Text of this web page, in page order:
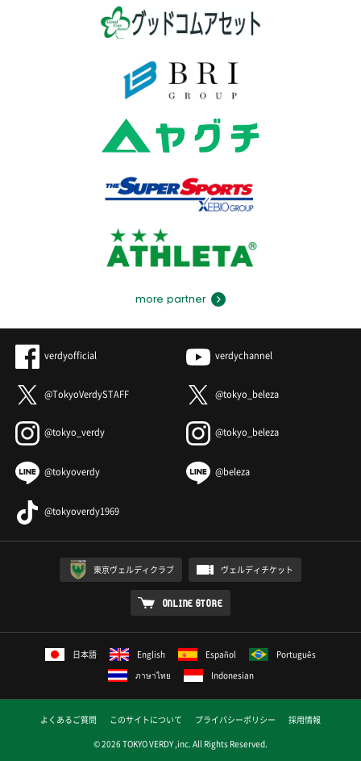
more partner
verdyofficial verdychannel
@TokyoVerdySTAFF @tokyo_beleza
@tokyo_verdy @tokyo_beleza
@tokyoverdy @beleza
@tokyoverdy1969
東京ヴェルディクラブ ヴェルディチケット
ONLINE STORE
日本語 English Español
Português
ภาษาไทย
Indonesian
よくあるご質問 このサイトについて プライバシーポリシー
採用情報
© 2026 TOKYO VERDY ,inc. All Rights Reserved.